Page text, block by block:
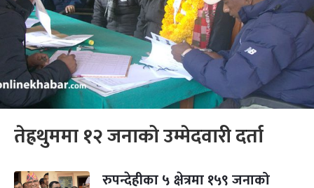
तेह्रथुममा १२ जनाको उम्मेदवारी दर्ता
रुपन्देहीका ५ क्षेत्रमा १५९ जनाको